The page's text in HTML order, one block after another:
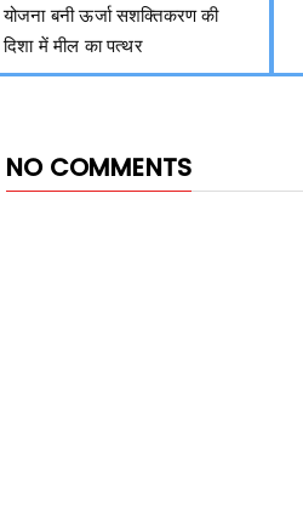
योजना बनी ऊर्जा सशक्तिकरण की
दिशा में मील का पत्थर
NO COMMENTS